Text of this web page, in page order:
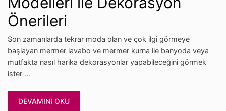
Önerileri
Son zamanlarda tekrar moda olan ve çok ilgi görmeye
başlayan mermer lavabo ve mermer kurna ile banyoda veya
mutfakta nasıl harika dekorasyonlar yapabileceğini görmek
ister …
DEVAMINI OKU